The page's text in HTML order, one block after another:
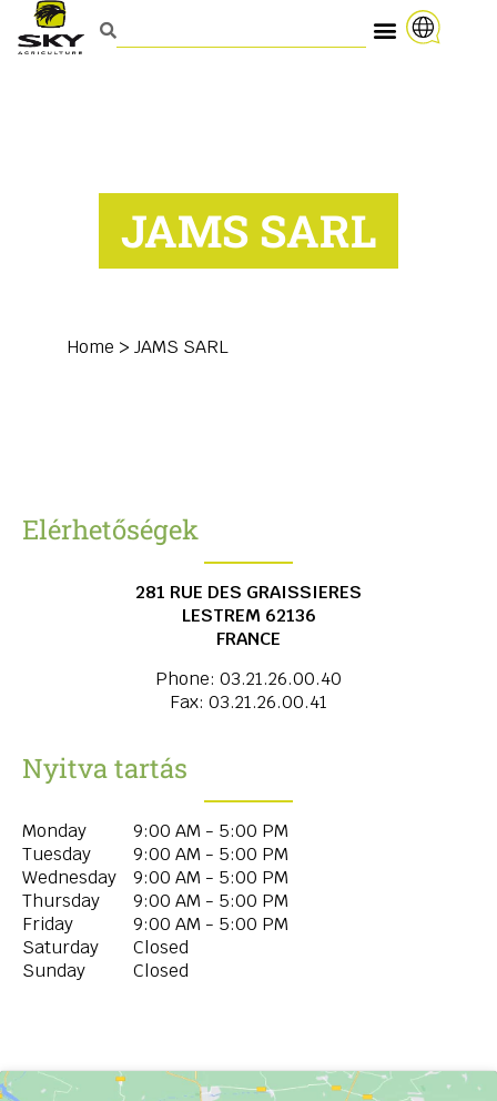
JAMS SARL
Home > JAMS SARL
Elérhetőségek
281 RUE DES GRAISSIERES
LESTREM 62136
FRANCE
Phone: 03.21.26.00.40
Fax: 03.21.26.00.41
Nyitva tartás
Monday
9:00 AM - 5:00 PM
Tuesday
9:00 AM - 5:00 PM
Wednesday
9:00 AM - 5:00 PM
Thursday
9:00 AM - 5:00 PM
Friday
9:00 AM - 5:00 PM
Saturday
Closed
Sunday
Closed